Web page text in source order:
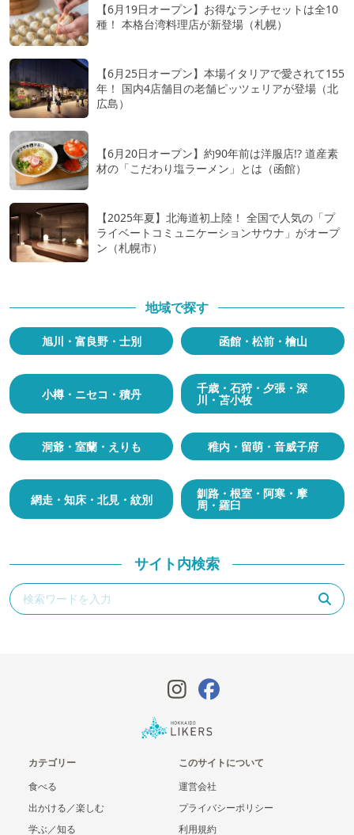
【6月19日オープン】お得なランチセットは全10
種！ 本格台湾料理店が新登場（札幌）
【6月25日オープン】本場イタリアで愛されて155
年！ 国内4店舗目の老舗ピッツェリアが登場（北
広島）
【6月20日オープン】約90年前は洋服店!? 道産素
材の「こだわり塩ラーメン」とは（函館）
【2025年夏】北海道初上陸！ 全国で人気の「プ
ライベートコミュニケーションサウナ」がオープ
ン（札幌市）
地域で探す
旭川・富良野・士別 函館・松前・檜山
小樽・ニセコ・積丹 千歳・石狩・夕張・深
川・苫小牧
洞爺・室蘭・えりも 稚内・留萌・音威子府
網走・知床・北見・紋別 釧路・根室・阿寒・摩
周・羅臼
サイト内検索
カテゴリー
食べる
出かける／楽しむ
学ぶ／知る
このサイトについて
運営会社
プライバシーポリシー
利用規約